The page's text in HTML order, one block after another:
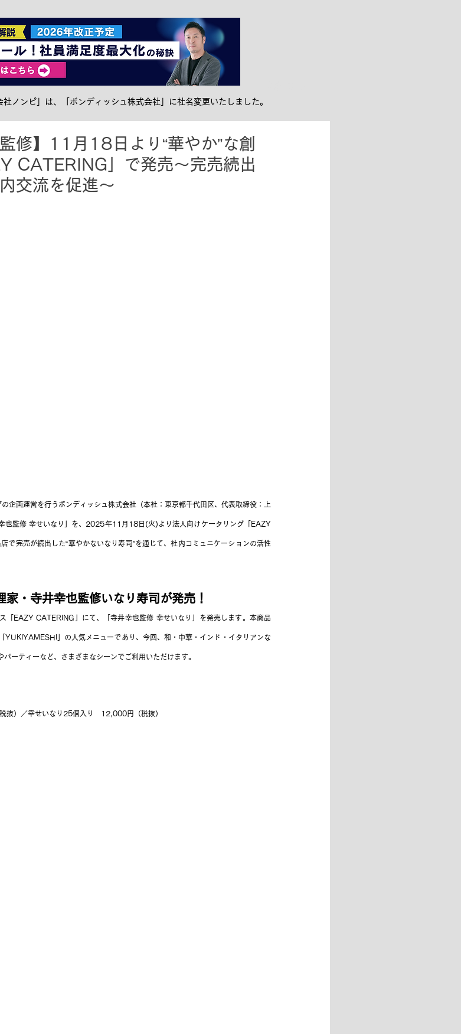
ケータリング サステナブル メンバー紹介
修】11月18日より“華やか”な創
CATERING」で発売～完売続出
交流を促進～
企画運営を行うボンディッシュ株式会社 （本社：東京都千代田区、代表取締役：上
也監修 幸せいなり」を、2025年11月18日(火) より法人向けケータリング「EAZY
で完売が続出した“華やかないなり寿司”を通じて、社内コミュニケーションの活性
・寺井幸也監修いなり寿司が発売！
「EAZY CATERING」にて、「寺井幸也監修 幸せいなり」を発売します。本商品
YUKIYAMESHI」の人気メニューであり、今回、和・中華・インド・イタリアンな
ーティーなど、さまざまなシーンでご利用いただけます。
抜）／幸せいなり25個入り　12,000円（税抜）
ノンピ」は、「ボンディッシュ株式会社」に社名変更いたしました。